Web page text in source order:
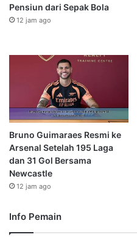
Pensiun dari Sepak Bola
12 jam ago
Bruno Guimaraes Resmi ke
Arsenal Setelah 195 Laga
dan 31 Gol Bersama
Newcastle
12 jam ago
Info Pemain